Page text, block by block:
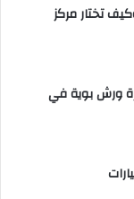
تختار مركز
ورش بوية في